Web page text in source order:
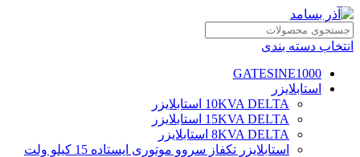
انتخاب دسته بندی
GATESINE1000
استابلایزر
10KVA DELTA استابلایزر
15KVA DELTA استابلایزر
8KVA DELTA استابلایزر
استابلایزر تکفاز سروو موتوری ایستاده 15 کیلو ولت